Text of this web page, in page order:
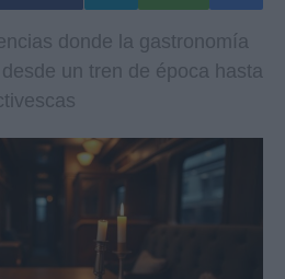
donde la gastronomía
un tren de época hasta